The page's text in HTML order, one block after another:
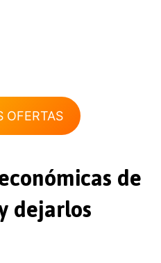
OFERTAS
de
dejarlos